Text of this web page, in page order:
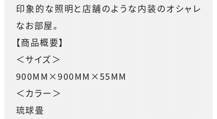
印象的な照明と店舗のような内装のオシャレ
なお部屋。
【商品概要】
＜サイズ＞
900MM×900MM×55MM
＜カラー＞
琉球畳